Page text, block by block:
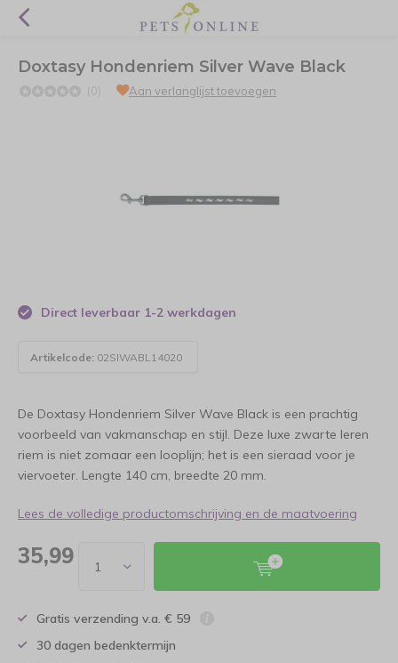
Doxtasy Hondenriem Silver Wave Black
(0) Aan verlanglijst toevoegen
Direct leverbaar 1-2 werkdagen
Artikelcode: 02SIWABL14020
De Doxtasy Hondenriem Silver Wave Black is een prachtig
voorbeeld van vakmanschap en stijl. Deze luxe zwarte leren
riem is niet zomaar een looplijn; het is een sieraad voor je
viervoeter. Lengte 140 cm, breedte 20 mm.
Lees de volledige productomschrijving en de maatvoering
35,99
Gratis verzending v.a. € 59
30 dagen bedenktermijn